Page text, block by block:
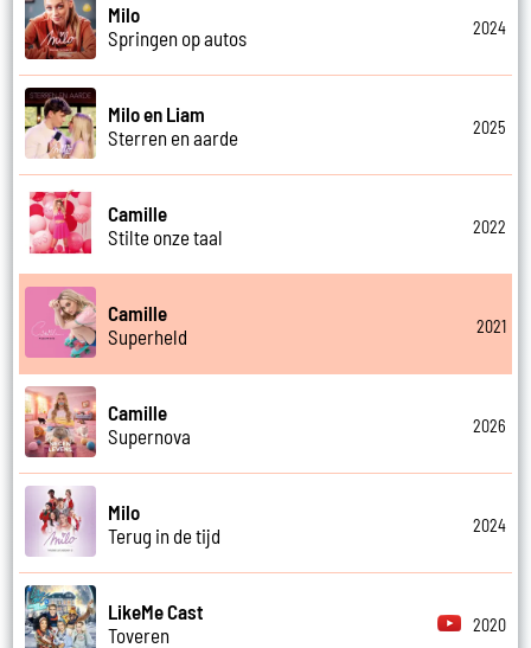
Milo
Springen op autos
2024
Milo en Liam
Sterren en aarde
2025
Camille
Stilte onze taal
2022
Camille
Superheld
2021
Camille
Supernova
2026
Milo
Terug in de tijd
2024
LikeMe Cast
Toveren
2020